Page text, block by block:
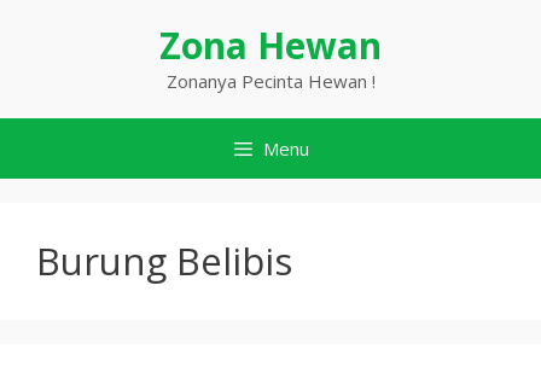
Zona Hewan
Zonanya Pecinta Hewan !
Menu
Burung Belibis